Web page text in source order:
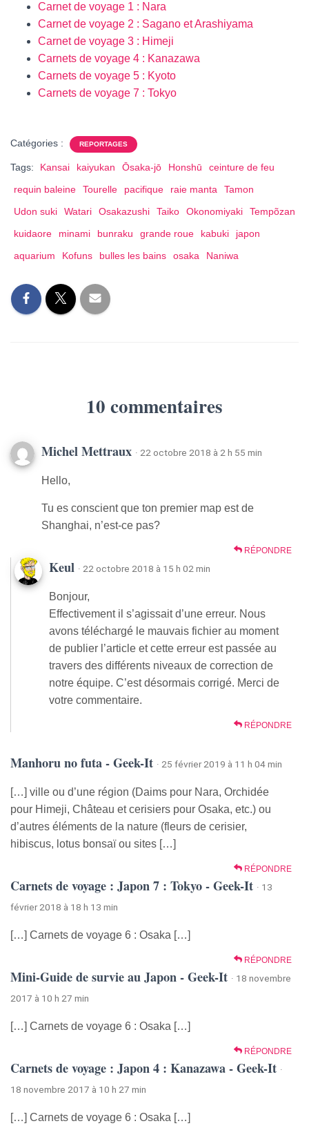
Carnet de voyage 1 : Nara
Carnet de voyage 2 : Sagano et Arashiyama
Carnet de voyage 3 : Himeji
Carnets de voyage 4 : Kanazawa
Carnets de voyage 5 : Kyoto
Carnets de voyage 7 : Tokyo
Catégories : REPORTAGES
Tags: Kansai kaiyukan Ōsaka-jō Honshū
ceinture de feu
requin baleine
Tourelle pacifique raie manta
Tamon
Udon suki
Watari Osakazushi Taiko Okonomiyaki
Tempõzan
kuidaore
minami bunraku grande roue kabuki
japon
aquarium
Kofuns bulles les bains osaka Naniwa
10 commentaires
Michel Mettraux · 22 octobre 2018 à 2 h 55 min
Hello,
Tu es conscient que ton premier map est de
Shanghai, n’est-ce pas?
RÉPONDRE
Keul · 22 octobre 2018 à 15 h 02 min
Bonjour,
Effectivement il s’agissait d’une erreur. Nous
avons téléchargé le mauvais fichier au moment
de publier l’article et cette erreur est passée au
travers des différents niveaux de correction de
notre équipe. C’est désormais corrigé. Merci de
votre commentaire.
RÉPONDRE
Manhoru no futa - Geek-It · 25 février 2019 à 11 h 04 min
[…] ville ou d’une région (Daims pour Nara, Orchidée
pour Himeji, Château et cerisiers pour Osaka, etc.) ou
d’autres éléments de la nature (fleurs de cerisier,
hibiscus, lotus bonsaï ou sites […]
RÉPONDRE
Carnets de voyage : Japon 7 : Tokyo - Geek-It · 13
février 2018 à 18 h 13 min
[…] Carnets de voyage 6 : Osaka […]
RÉPONDRE
Mini-Guide de survie au Japon - Geek-It · 18 novembre
2017 à 10 h 27 min
[…] Carnets de voyage 6 : Osaka […]
RÉPONDRE
Carnets de voyage : Japon 4 : Kanazawa - Geek-It ·
18 novembre 2017 à 10 h 27 min
[…] Carnets de voyage 6 : Osaka […]